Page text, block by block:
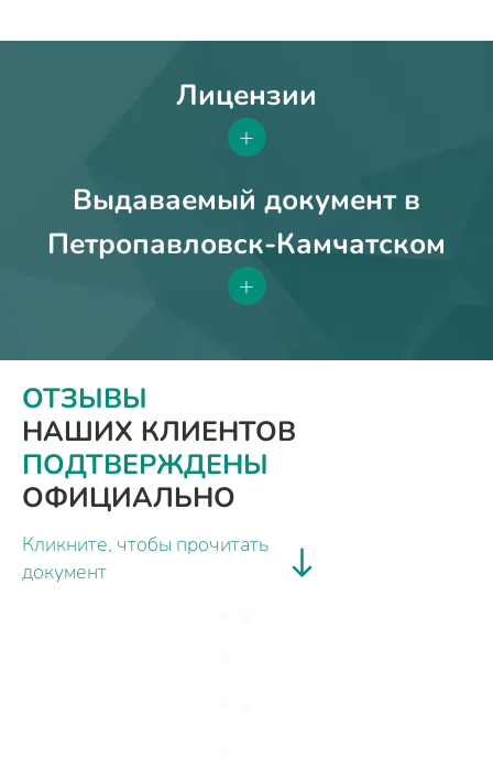
Лицензии
+
Выдаваемый документ в
Петропавловск-Камчатском
+
ОТЗЫВЫ
НАШИХ КЛИЕНТОВ
ПОДТВЕРЖДЕНЫ
ОФИЦИАЛЬНО
Кликните, чтобы прочитать
документ